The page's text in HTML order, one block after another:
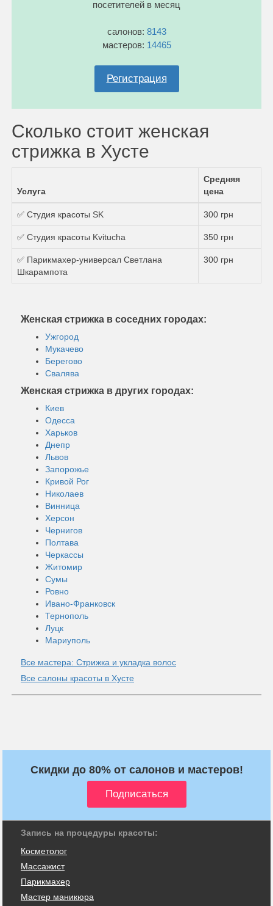
посетителей в месяц
салонов: 8143
мастеров: 14465
Регистрация
Сколько стоит женская
стрижка в Хусте
Услуга
Средняя
цена
✅ Студия красоты SK 300 грн
✅ Студия красоты Kvitucha 350 грн
✅ Парикмахер-универсал Светлана
Шкарампота
300 грн
Женская стрижка в соседних городах:
Ужгород
Мукачево
Берегово
Свалява
Женская стрижка в других городах:
Киев
Одесса
Харьков
Днепр
Львов
Запорожье
Кривой Рог
Николаев
Винница
Херсон
Чернигов
Полтава
Черкассы
Житомир
Сумы
Ровно
Ивано-Франковск
Тернополь
Луцк
Мариуполь
Все мастера: Стрижка и укладка волос
Все салоны красоты в Хусте
Скидки до 80% от салонов и мастеров!
Запись на процедуры красоты:
Косметолог
Массажист
Парикмахер
Мастер маникюра